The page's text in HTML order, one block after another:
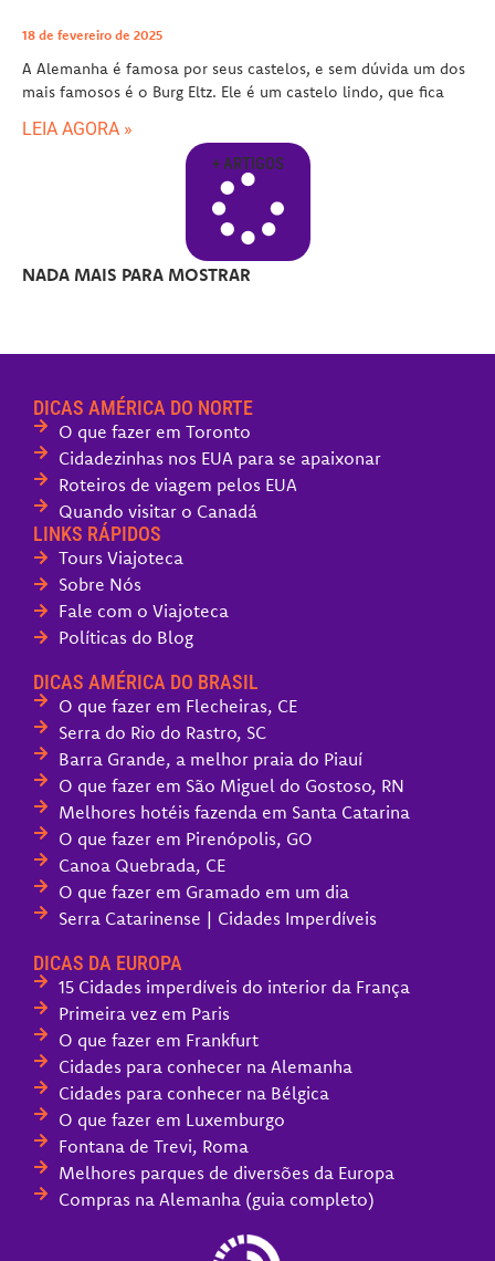
18 de fevereiro de 2025
A Alemanha é famosa por seus castelos, e sem dúvida um dos
mais famosos é o Burg Eltz. Ele é um castelo lindo, que fica
LEIA AGORA »
+ ARTIGOS
NADA MAIS PARA MOSTRAR
DICAS AMÉRICA DO NORTE
O que fazer em Toronto
Cidadezinhas nos EUA para se apaixonar
Roteiros de viagem pelos EUA
Quando visitar o Canadá
LINKS RÁPIDOS
Tours Viajoteca
Sobre Nós
Fale com o Viajoteca
Políticas do Blog
DICAS AMÉRICA DO BRASIL
O que fazer em Flecheiras, CE
Serra do Rio do Rastro, SC
Barra Grande, a melhor praia do Piauí
O que fazer em São Miguel do Gostoso, RN
Melhores hotéis fazenda em Santa Catarina
O que fazer em Pirenópolis, GO
Canoa Quebrada, CE
O que fazer em Gramado em um dia
Serra Catarinense | Cidades Imperdíveis
DICAS DA EUROPA
15 Cidades imperdíveis do interior da França
Primeira vez em Paris
O que fazer em Frankfurt
Cidades para conhecer na Alemanha
Cidades para conhecer na Bélgica
O que fazer em Luxemburgo
Fontana de Trevi, Roma
Melhores parques de diversões da Europa
Compras na Alemanha (guia completo)